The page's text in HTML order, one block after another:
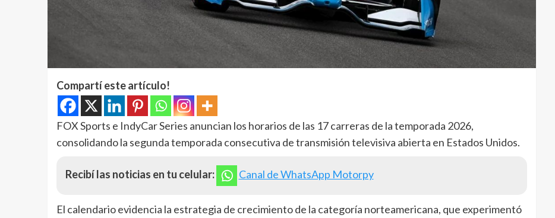
Compartí este artículo!
FOX Sports e IndyCar Series anuncian los horarios de las 17 carreras de la temporada 2026,
consolidando la segunda temporada consecutiva de transmisión televisiva abierta en Estados Unidos.
Recibí las noticias en tu celular: Canal de WhatsApp Motorpy
El calendario evidencia la estrategia de crecimiento de la categoría norteamericana, que experimentó